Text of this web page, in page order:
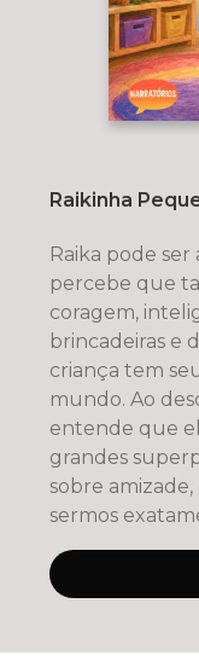
Raikinha
Raika pode
percebe que
coragem,
brincadeiras e
criança tem
mundo. Ao
entende que
grandes superpoderes. Uma
sobre
sermos